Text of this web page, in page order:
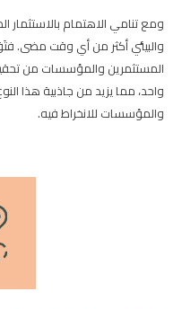
ومع تنامي الاهتمام بالاستثمار
والبيئي أكثر من أي وقت مضى.
المستثمرين والمؤسسات من
واحد، مما يزيد من جاذبية هذا
والمؤسسات للانخراط فيه.